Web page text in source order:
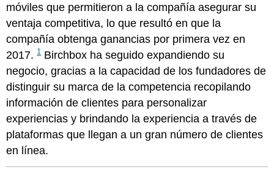
móviles que permitieron a la compañía asegurar su
ventaja competitiva, lo que resultó en que la
compañía obtenga ganancias por primera vez en
2017.1Birchbox ha seguido expandiendo su
negocio, gracias a la capacidad de los fundadores de
distinguir su marca de la competencia recopilando
información de clientes para personalizar
experiencias y brindando la experiencia a través de
plataformas que llegan a un gran número de clientes
en línea.